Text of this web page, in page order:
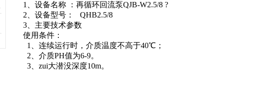
1、设备名称 ：再循环回流泵QJB-W2.5/8 ?
2、设备型号： QHB2.5/8
3、主要技术参数
使用条件：
1、连续运行时，介质温度不高于40℃；
2、介质PH值为6-9。
3、zui大潜没深度10m。